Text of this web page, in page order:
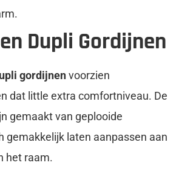
Dupli Gordijnen
gordijnenvoorzien
dat little extra comfortniveau. De
gemaakt van geplooide
gemakkelijk laten aanpassen aan
het raam.